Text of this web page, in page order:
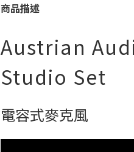
商品描述
Austrian
Studio Set
電容式麥克風